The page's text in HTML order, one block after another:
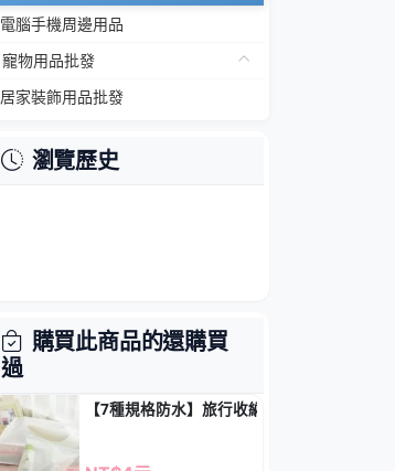
電腦手機周邊用品
寵物用品批發
居家裝飾用品批發
瀏覽歷史
購買此商品的還購買
過
【7種規格防水】旅行收納袋 - PVC透明衣物